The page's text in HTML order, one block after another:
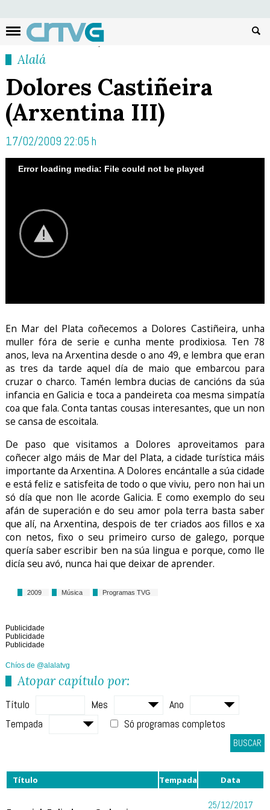
Alalá
Dolores Castiñeira
(Arxentina III)
17/02/2009 22:05 h
Error loading media: File could not be played
En Mar del Plata coñecemos a Dolores Castiñeira, unha
muller fóra de serie e cunha mente prodixiosa. Ten 78
anos, leva na Arxentina desde o ano 49, e lembra que eran
as tres da tarde aquel día de maio que embarcou para
cruzar o charco. Tamén lembra ducias de cancións da súa
infancia en Galicia e toca a pandeireta coa mesma simpatía
coa que fala. Conta tantas cousas interesantes, que un non
se cansa de escoitala.
De paso que visitamos a Dolores aproveitamos para
coñecer algo máis de Mar del Plata, a cidade turística máis
importante da Arxentina. A Dolores encántalle a súa cidade
e está feliz e satisfeita de todo o que viviu, pero non hai un
só día que non lle acorde Galicia. E como exemplo do seu
afán de superación e do seu amor pola terra basta saber
que alí, na Arxentina, despois de ter criados aos fillos e xa
con netos, fixo o seu primeiro curso de galego, porque
quería saber escribir ben na súa lingua e porque, como lle
dicía seu avó, nunca hai que deixar de aprender.
2009 Música Programas TVG
Publicidade
Publicidade
Publicidade
Chíos de @alalatvg
Atopar capítulo por:
Título Mes
Ano
Tempada
Só programas completos
BUSCAR
Título Tempada Data
25/12/2017